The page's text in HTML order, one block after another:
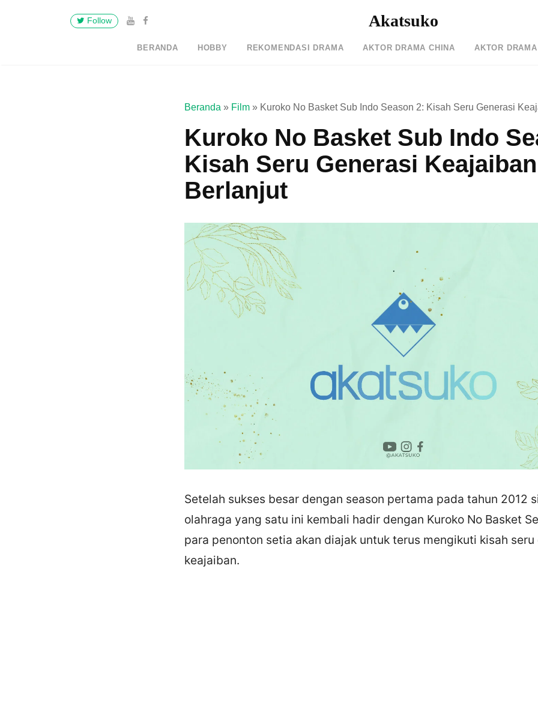
Follow Akatsuko
BERANDA HOBBY REKOMENDASI DRAMA AKTOR DRAMA CHINA AKTOR
Beranda » Film » Kuroko No Basket Sub Indo Season 2: Kisah Seru Generasi
Kuroko No Basket Sub Indo
Kisah Seru Generasi Keajaiban
Berlanjut
Setelah sukses besar dengan season pertama pada tahun 2012
olahraga yang satu ini kembali hadir dengan Kuroko No Basket
para penonton setia akan diajak untuk terus mengikuti kisah
keajaiban.